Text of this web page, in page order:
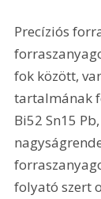
Precíziós
fok között,
tartalmának
Bi52 Sn15
folyató szert